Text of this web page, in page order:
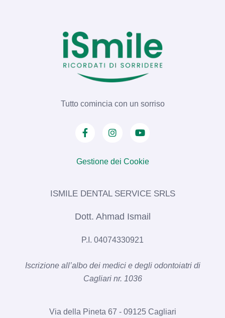
Tutto comincia con un sorriso
Gestione dei Cookie
ISMILE DENTAL SERVICE SRLS​
Dott. Ahmad Ismail
P.I. 04074330921
Iscrizione all’albo dei medici e degli odontoiatri di
Cagliari nr. 1036​
Via della Pineta 67 - 09125 Cagliari